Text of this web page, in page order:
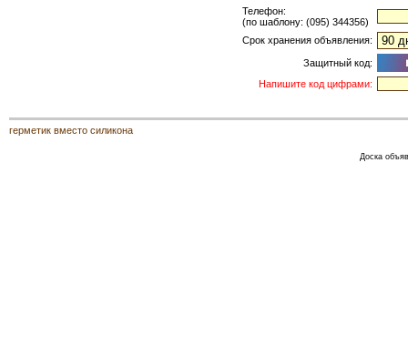
Телефон:
(по шаблону: (095) 344356)
Срок хранения объявления:
Защитный код:
Напишите код цифрами:
герметик вместо силикона
Доска